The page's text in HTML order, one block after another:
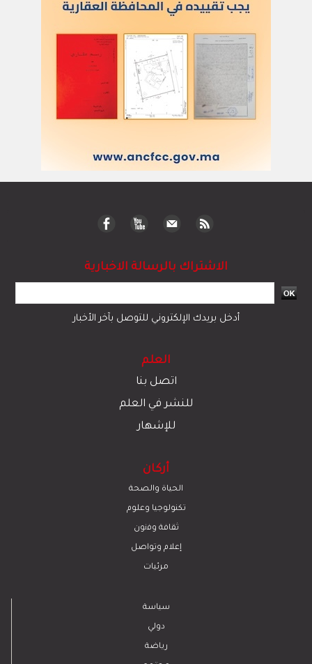
الاشتراك بالرسالة الاخبارية
أدخل بريدك الإلكتروني للتوصل بآخر الأخبار
العلم
اتصل بنا
للنشر في العلم
للإشهار
أركان
الحياة والصحة
تكنولوجيا وعلوم
ﺛﻘﺎﻓﺔ وﻓﻧون
إعلام وتواصل
مرئيات
سياسة
دولي
رياضة